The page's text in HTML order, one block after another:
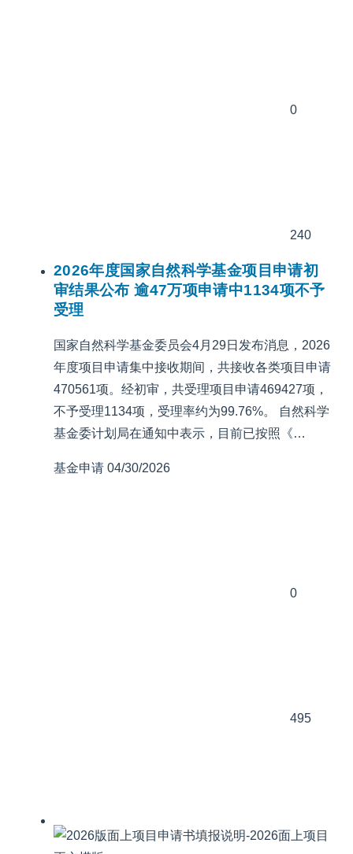
0
240
2026年度国家自然科学基金项目申请初
审结果公布 逾47万项申请中1134项不予
受理
国家自然科学基金委员会4月29日发布消息，2026
年度项目申请集中接收期间，共接收各类项目申请
470561项。经初审，共受理项目申请469427项，
不予受理1134项，受理率约为99.76%。 自然科学
基金委计划局在通知中表示，目前已按照《…
基金申请 04/30/2026
0
495